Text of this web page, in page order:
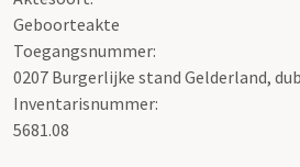
Geboorteakte
Toegangsnummer:
0207 Burgerlijke stand Gelderland,
Inventarisnummer:
5681.08